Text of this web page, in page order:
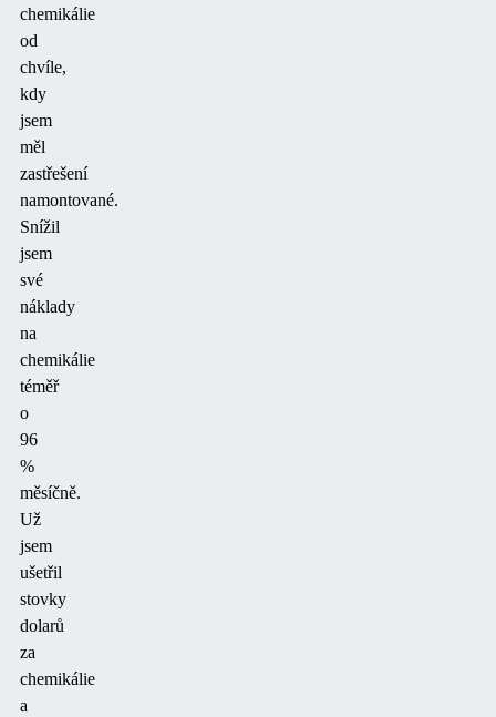
chemikálie
od
chvíle,
kdy
jsem
měl
zastřešení
namontované.
Snížil
jsem
své
náklady
na
chemikálie
téměř
o
96
%
měsíčně.
Už
jsem
ušetřil
stovky
dolarů
za
chemikálie
a